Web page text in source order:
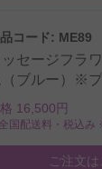
コード: ME89
ッセージフラ
（ブルー）※
16,500円
全国配送料・税込み
ご注文